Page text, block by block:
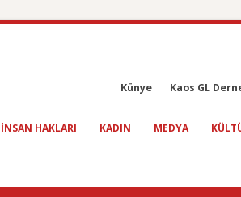
Künye Kaos GL
INSAN HAKLARI KADIN MEDYA